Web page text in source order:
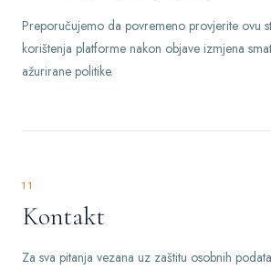
Preporučujemo da povremeno provjerite ovu
korištenja platforme nakon objave izmjena
ažurirane politike.
11
Kontakt
Za sva pitanja vezana uz zaštitu osobnih